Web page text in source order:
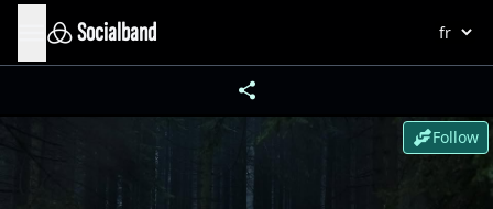
Socialband
Follow